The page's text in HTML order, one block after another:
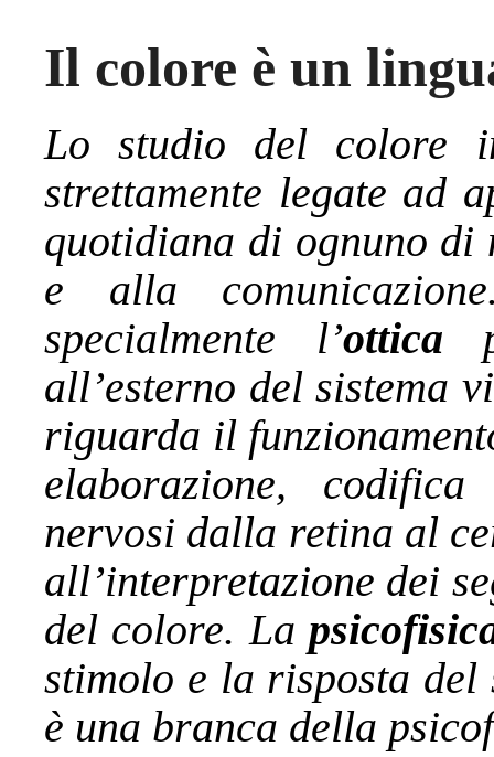
Il colore è un
Lo studio del colore
strettamente legate ad
quotidiana di ognuno
e alla
specialmente l’ottica
all’esterno del sistema
riguarda il
elaborazione,
nervosi dalla retina al
all’interpretazione dei
del colore. La
stimolo e la risposta
è una branca della